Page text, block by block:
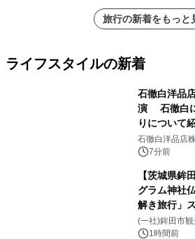
旅行の新着をもっと
ライフスタイルの新着
石徹白洋品
演 石徹白に
りについて
石徹白洋品店
7分前
【茨城県鉾
グラム神社
解き旅行」
(一社)鉾田市
1時間前